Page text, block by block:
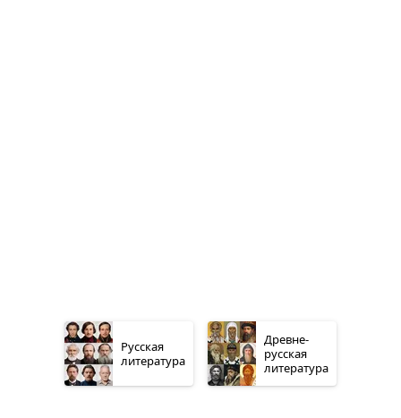
Русская
литература
Древне­
русская
литература